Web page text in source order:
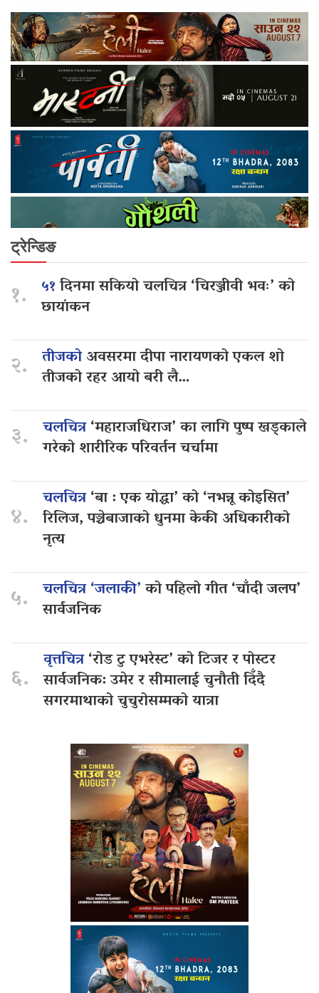
ट्रेन्डिङ
१. ५१दिनमा सकियो चलचित्र ‘चिरञ्जीवी भवः’ को
छायांकन
२. तीजकोअवसरमा दीपा नारायणको एकल शो
तीजको रहर आयो बरी लै…
३. चलचित्र‘महाराजधिराज’ का लागि पुष्प खड्काले
गरेको शारीरिक परिवर्तन चर्चामा
४.
चलचित्र‘बा : एक योद्धा’ को ‘नभन्नू कोइसित’
रिलिज, पञ्चेबाजाको धुनमा केकी अधिकारीको
नृत्य
५. चलचित्र ‘जलाकी’को पहिलो गीत ‘चाँदी जलप’
सार्वजनिक
६.
वृत्तचित्र‘रोड टु एभरेस्ट’ को टिजर र पोस्टर
सार्वजनिक: उमेर र सीमालाई चुनौती दिँदै
सगरमाथाको चुचुरोसम्मको यात्रा